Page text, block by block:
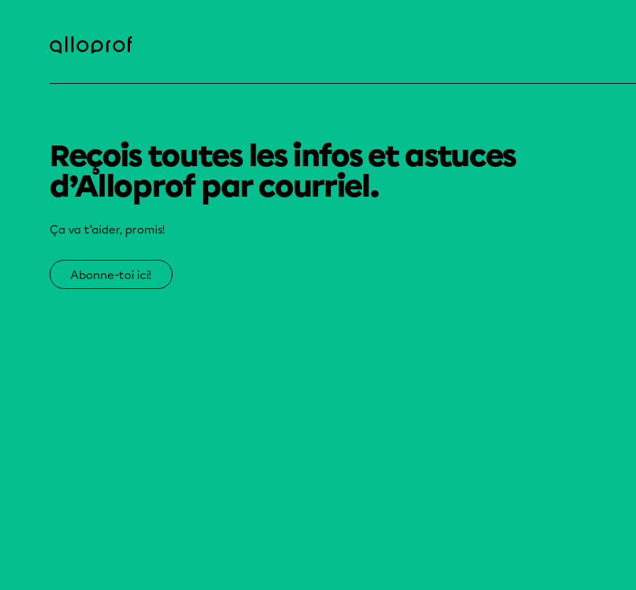
Reçois toutes les infos et astuces
d’Alloprof par courriel.
Ça va t’aider, promis!
Abonne-toi ici!